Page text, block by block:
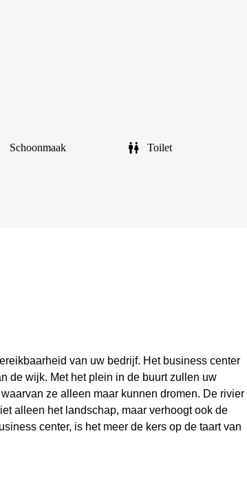
Schoonmaak Toilet
van uw bedrijf. Het business center
de wijk. Met het plein in de buurt zullen uw
ze alleen maar kunnen dromen. De rivier
alleen het landschap, maar verhoogt ook de
center, is het meer de kers op de taart van